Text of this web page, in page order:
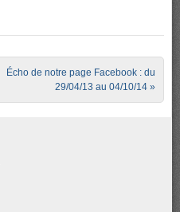
Écho de notre page Facebook : du
29/04/13 au 04/10/14 »